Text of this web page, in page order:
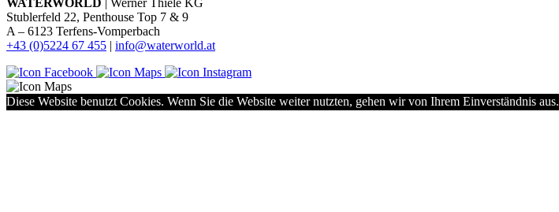
Stublerfeld 22, Penthouse Top 7 & 9
A – 6123 Terfens-Vomperbach
+43 (0)5224 67 455 | info@waterworld.at
Diese Website benutzt Cookies. Wenn Sie die Website weiter nutzten, gehen wir von Ihrem Einverständnis aus.